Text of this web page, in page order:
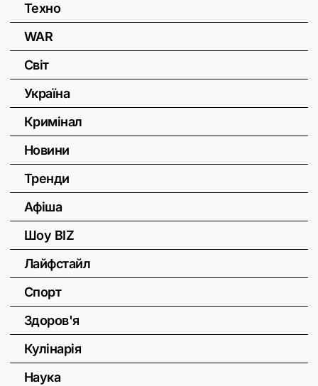
Техно
WAR
Світ
Україна
Кримінал
Новини
Тренди
Афіша
Шоу BIZ
Лайфстайл
Спорт
Здоров'я
Кулінарія
Наука